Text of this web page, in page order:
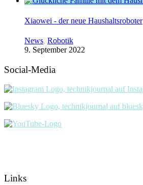
Xiaowei - der neue Haushaltsroboter
News, Robotik
9. September 2022
Social-Media
Links